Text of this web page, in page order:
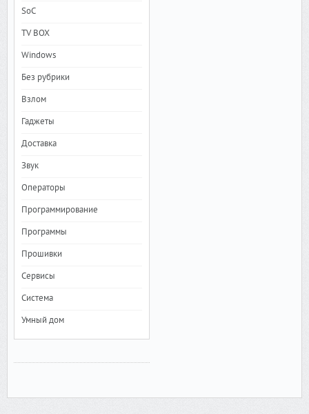
SoC
TV BOX
Windows
Без рубрики
Взлом
Гаджеты
Доставка
Звук
Операторы
Программирование
Программы
Прошивки
Сервисы
Система
Умный дом